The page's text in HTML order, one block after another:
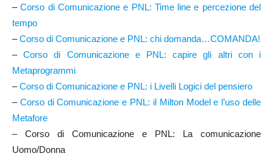
–Corso di Comunicazione e PNL: Time line e percezione del
tempo
–Corso di Comunicazione e PNL: chi domanda…COMANDA!
–Corso di Comunicazione e PNL: capire gli altri con i
Metaprogrammi
–Corso di Comunicazione e PNL: i Livelli Logici del pensiero
– Corso di Comunicazione e PNL: il Milton Model e l’uso delle
Metafore
– Corso di Comunicazione e PNL: La comunicazione
Uomo/Donna